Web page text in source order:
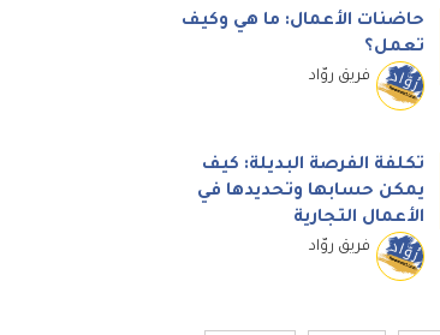
حاضنات الأعمال: ما هي وكيف
تعمل؟
فريق روّاد
تكلفة الفرصة البديلة: كيف
يمكن حسابها وتحديدها في
الأعمال التجارية
فريق روّاد